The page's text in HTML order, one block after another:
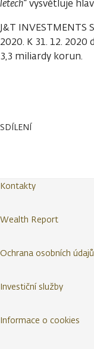
letech“vysvětluje
J&T
2020. K 31. 12.
3,3 miliardy korun.
SDÍLENÍ
Kontakty
Wealth Report
Ochrana osobních údajů
Investiční služby
Informace o cookies